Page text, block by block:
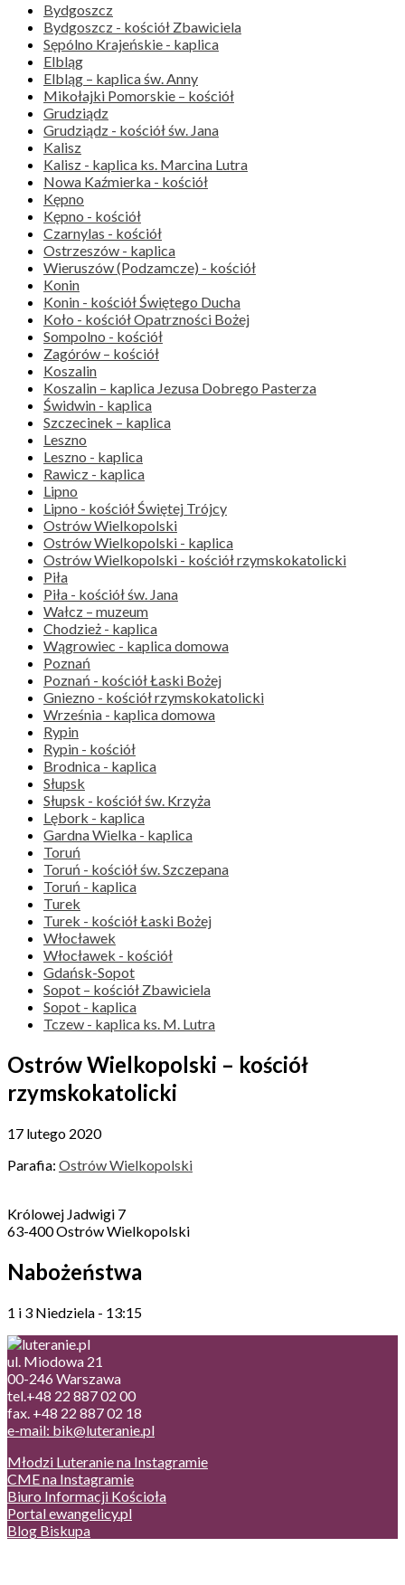
Bydgoszcz
Bydgoszcz - kościół Zbawiciela
Sępólno Krajeńskie - kaplica
Elbląg
Elbląg – kaplica św. Anny
Mikołajki Pomorskie – kościół
Grudziądz
Grudziądz - kościół św. Jana
Kalisz
Kalisz - kaplica ks. Marcina Lutra
Nowa Kaźmierka - kościół
Kępno
Kępno - kościół
Czarnylas - kościół
Ostrzeszów - kaplica
Wieruszów (Podzamcze) - kościół
Konin
Konin - kościół Świętego Ducha
Koło - kościół Opatrzności Bożej
Sompolno - kościół
Zagórów – kościół
Koszalin
Koszalin – kaplica Jezusa Dobrego Pasterza
Świdwin - kaplica
Szczecinek – kaplica
Leszno
Leszno - kaplica
Rawicz - kaplica
Lipno
Lipno - kościół Świętej Trójcy
Ostrów Wielkopolski
Ostrów Wielkopolski - kaplica
Ostrów Wielkopolski - kościół rzymskokatolicki
Piła
Piła - kościół św. Jana
Wałcz – muzeum
Chodzież - kaplica
Wągrowiec - kaplica domowa
Poznań
Poznań - kościół Łaski Bożej
Gniezno - kościół rzymskokatolicki
Września - kaplica domowa
Rypin
Rypin - kościół
Brodnica - kaplica
Słupsk
Słupsk - kościół św. Krzyża
Lębork - kaplica
Gardna Wielka - kaplica
Toruń
Toruń - kościół św. Szczepana
Toruń - kaplica
Turek
Turek - kościół Łaski Bożej
Włocławek
Włocławek - kościół
Gdańsk-Sopot
Sopot – kościół Zbawiciela
Sopot - kaplica
Tczew - kaplica ks. M. Lutra
Ostrów Wielkopolski – kościół
rzymskokatolicki
17 lutego 2020
Parafia: Ostrów Wielkopolski
Królowej Jadwigi 7
63-400 Ostrów Wielkopolski
Nabożeństwa
1 i 3 Niedziela - 13:15
ul. Miodowa 21
00-246 Warszawa
tel.+48 22 887 02 00
fax. +48 22 887 02 18
e-mail: bik@luteranie.pl
Młodzi Luteranie na Instagramie
CME na Instagramie
Biuro Informacji Kościoła
Portal ewangelicy.pl
Blog Biskupa